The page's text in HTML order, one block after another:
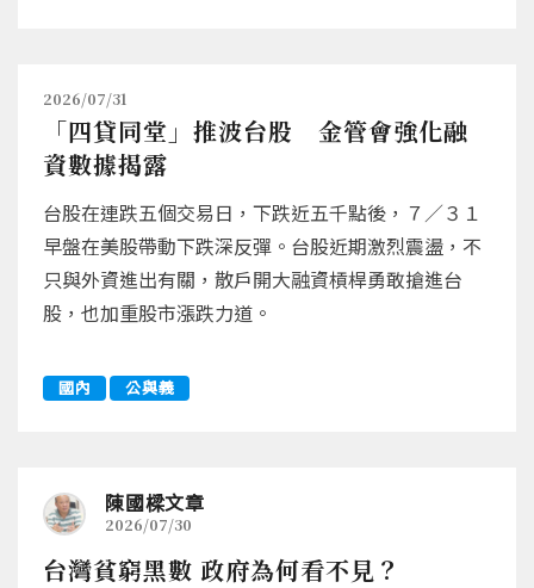
2026/07/31
「四貸同堂」推波台股 金管會強化融
資數據揭露
台股在連跌五個交易日，下跌近五千點後，７／３１
早盤在美股帶動下跌深反彈。台股近期激烈震盪，不
只與外資進出有關，散戶開大融資槓桿勇敢搶進台
股，也加重股市漲跌力道。
國內 公與義
陳國樑文章
2026/07/30
台灣貧窮黑數 政府為何看不見？